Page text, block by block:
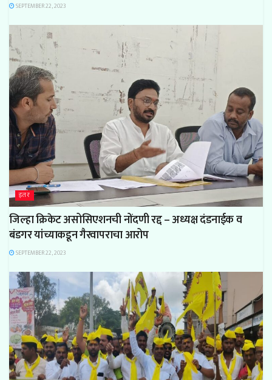
SEPTEMBER 22, 2023
इतर
जिल्हा क्रिकेट असोसिएशनची नोंदणी रद्द – अध्यक्ष दंडनाईक व
बंडगर यांच्याकडून गैरवापराचा आरोप
SEPTEMBER 22, 2023